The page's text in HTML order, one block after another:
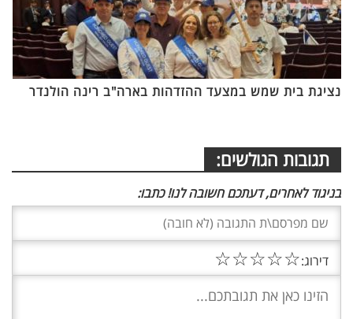
נציגת בית שמש במצעד ההזדהות בארה"ב רינה הולנדר
תגובות הגולשים:
בניגוד לאחרים, דעתכם חשובה לנו! כתבו:
דירוג:☆
☆
☆
☆
☆